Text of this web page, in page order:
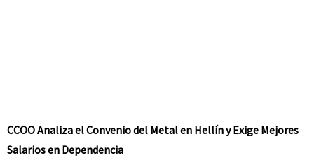
CCOO Analiza el Convenio del Metal en Hellín y Exige Mejores
Salarios en Dependencia